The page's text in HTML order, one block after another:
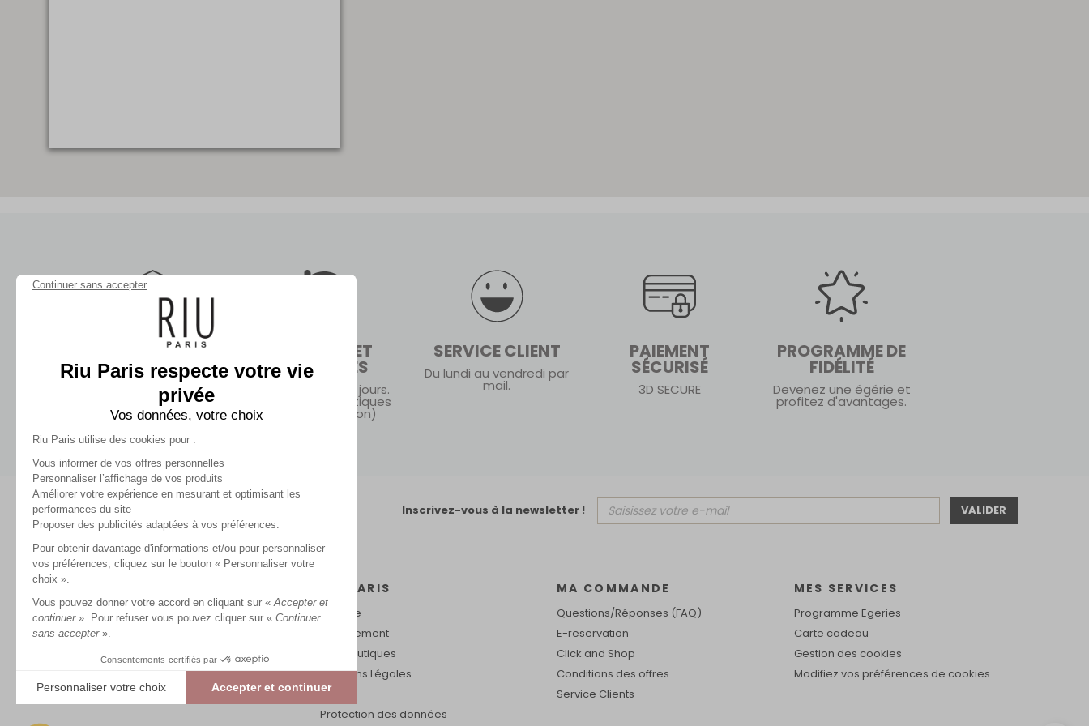
LIVRAISON
En boutiques sans
minimum d'achat ou en
point relais dès 99€
RETOURS ET
ECHANGES
Retours sous 30 jours.
Gratuits en boutiques
(hors promotion)
SERVICE CLIENT
Du lundi au vendredi par
mail.
PAIEMENT
SÉCURISÉ
3D SECURE
PROGRAMME DE
FIDÉLITÉ
Devenez une égérie et
profitez d'avantages.
Inscrivez-vous à la newsletter ! VALIDER
RIU PARIS
Marque
Recrutement
Nos boutiques
Mentions Légales
CGV
Protection des données
MA COMMANDE
Questions/Réponses (FAQ)
E-reservation
Click and Shop
Conditions des offres
Service Clients
MES SERVICES
Programme Egeries
Carte cadeau
Gestion des cookies
Modifiez vos préférences de cookies
Continuer sans accepter
Riu Paris respecte votre vie
privée
Vos données, votre choix
Riu Paris utilise des cookies pour :
Vous informer de vos offres personnelles
Personnaliser l’affichage de vos produits
Améliorer votre expérience en mesurant et optimisant les
performances du site
Proposer des publicités adaptées à vos préférences.
Pour obtenir davantage d'informations et/ou pour personnaliser
vos préférences, cliquez sur le bouton « Personnaliser votre
choix ».
Vous pouvez donner votre accord en cliquant sur « Accepter et
continuer ». Pour refuser vous pouvez cliquer sur « Continuer
sans accepter ».
Consentements certifiés par
Personnaliser votre choix Accepter et continuer
Plateforme de Gestion du Consentement : Personnalisez vos Options